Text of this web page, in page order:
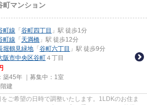
町マンション
町線 「 谷町四丁目 」駅 徒歩1分
町線 「 天満橋 」駅 徒歩12分
堀鶴見緑地 「 谷町六丁目 」駅 徒歩9分
阪市中央区谷町 ４丁目
築45年 ｜募集中： 1室
建
ご希望の日時で調整いたします。1LDKのお住ま